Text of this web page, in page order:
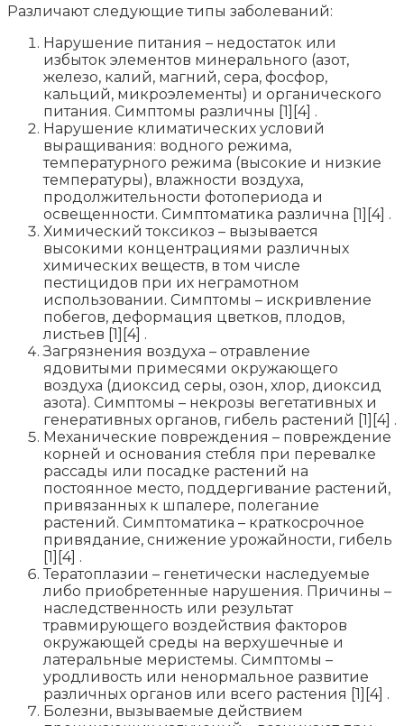
Различают следующие типы заболеваний:
Нарушение питания – недостаток или
избыток элементов минерального (азот,
железо, калий, магний, сера, фосфор,
кальций, микроэлементы) и органического
питания. Симптомы различны [1][4] .
Нарушение климатических условий
выращивания: водного режима,
температурного режима (высокие и низкие
температуры), влажности воздуха,
продолжительности фотопериода и
освещенности. Симптоматика различна [1][4] .
Химический токсикоз – вызывается
высокими концентрациями различных
химических веществ, в том числе
пестицидов при их неграмотном
использовании. Симптомы – искривление
побегов, деформация цветков, плодов,
листьев [1][4] .
Загрязнения воздуха – отравление
ядовитыми примесями окружающего
воздуха (диоксид серы, озон, хлор, диоксид
азота). Симптомы – некрозы вегетативных и
генеративных органов, гибель растений [1][4] .
Механические повреждения – повреждение
корней и основания стебля при перевалке
рассады или посадке растений на
постоянное место, поддергивание растений,
привязанных к шпалере, полегание
растений. Симптоматика – краткосрочное
привядание, снижение урожайности, гибель
[1][4] .
Тератоплазии – генетически наследуемые
либо приобретенные нарушения. Причины –
наследственность или результат
травмирующего воздействия факторов
окружающей среды на верхушечные и
латеральные меристемы. Симптомы –
уродливость или ненормальное развитие
различных органов или всего растения [1][4] .
Болезни, вызываемые действием